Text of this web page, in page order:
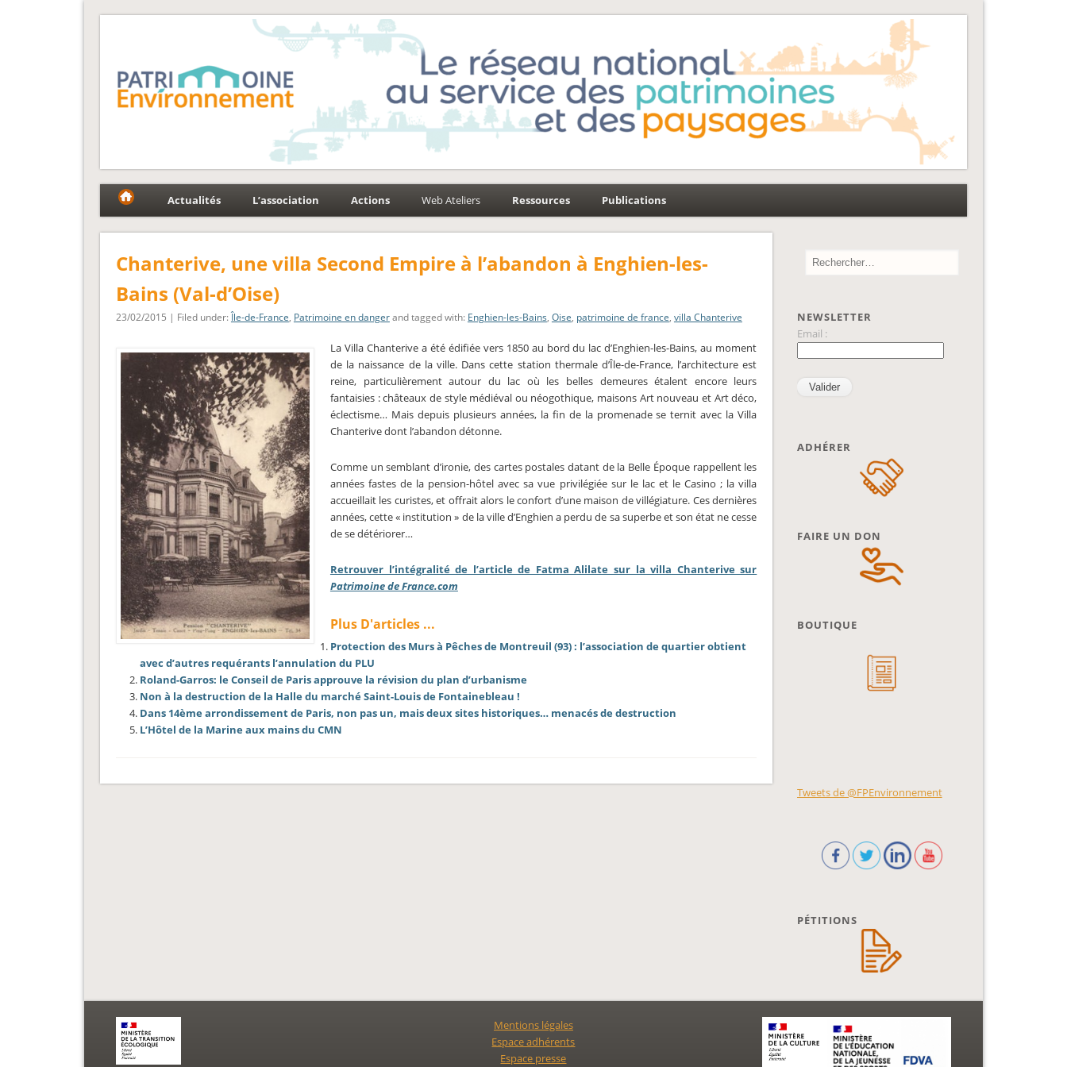
Fédération Patrimoine-Environnement
Actualités L’association Actions Web Ateliers Ressources Publications
Chanterive, une villa Second Empire à l’abandon à Enghien-les-
Bains (Val-d’Oise)
23/02/2015 | Filed under:Île-de-France, Patrimoine en dangerand tagged with: Enghien-les-Bains, Oise, patrimoine de france, villa Chanterive
La Villa Chanterive a été édifiée vers 1850 au bord du lac d’Enghien-les-Bains, au moment
de la naissance de la ville. Dans cette station thermale d’Île-de-France, l’architecture est
reine, particulièrement autour du lac où les belles demeures étalent encore leurs
fantaisies : châteaux de style médiéval ou néogothique, maisons Art nouveau et Art déco,
éclectisme… Mais depuis plusieurs années, la fin de la promenade se ternit avec la Villa
Chanterive dont l’abandon détonne.
Comme un semblant d’ironie, des cartes postales datant de la Belle Époque rappellent les
années fastes de la pension-hôtel avec sa vue privilégiée sur le lac et le Casino ; la villa
accueillait les curistes, et offrait alors le confort d’une maison de villégiature. Ces dernières
années, cette « institution » de la ville d’Enghien a perdu de sa superbe et son état ne cesse
de se détériorer…
Retrouver l’intégralité de l’article de Fatma Alilate sur la villa Chanterive sur
Patrimoine de France.com
Plus D'articles ...
Protection des Murs à Pêches de Montreuil (93) : l’association de quartier obtient
avec d’autres requérants l’annulation du PLU
Roland-Garros: le Conseil de Paris approuve la révision du plan d’urbanisme
Non à la destruction de la Halle du marché Saint-Louis de Fontainebleau !
Dans 14ème arrondissement de Paris, non pas un, mais deux sites historiques… menacés de destruction
L’Hôtel de la Marine aux mains du CMN
NEWSLETTER
Email :
ADHÉRER
FAIRE UN DON
BOUTIQUE
Tweets de @FPEnvironnement
PÉTITIONS
Mentions légales
Espace adhérents
Espace presse